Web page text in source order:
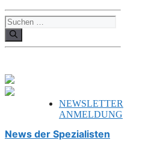
Suchen
nach:
NEWSLETTER
ANMELDUNG
News der Spezialisten